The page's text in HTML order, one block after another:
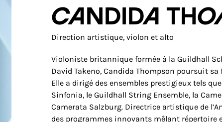
Candida
Direction artistique, violon et alto
Violoniste britannique formée à la Guildhall
David Takeno, Candida Thompson poursuit
Elle a dirigé des ensembles prestigieux tels
Sinfonia, le Guildhall String Ensemble, la
Camerata Salzburg. Directrice artistique de
des programmes innovants mêlant répertoire